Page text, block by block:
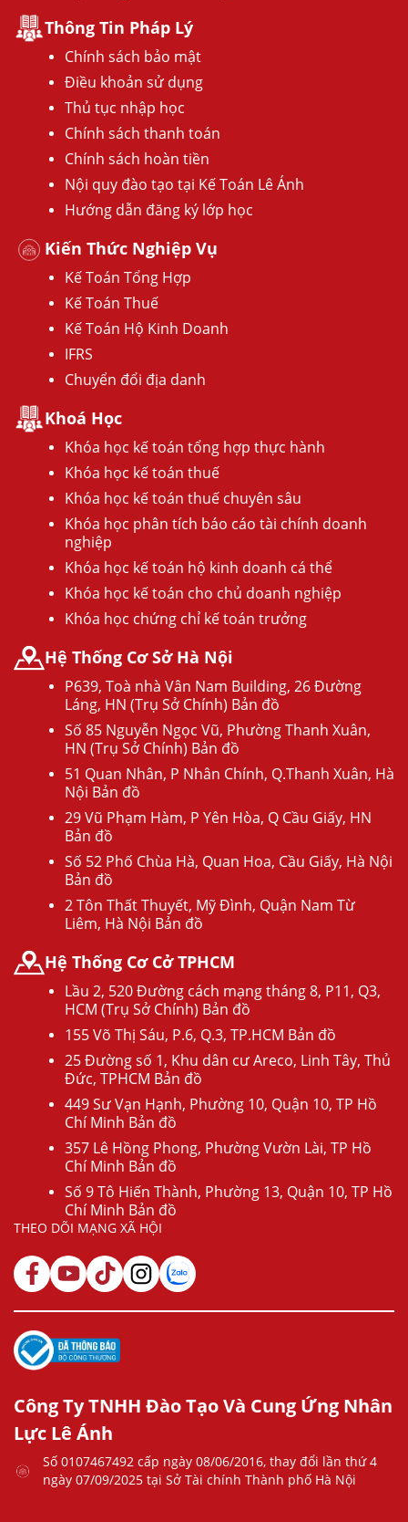
Thông Tin Pháp Lý
Chính sách bảo mật
Điều khoản sử dụng
Thủ tục nhập học
Chính sách thanh toán
Chính sách hoàn tiền
Nội quy đào tạo tại Kế Toán Lê Ánh
Hướng dẫn đăng ký lớp học
Kiến Thức Nghiệp Vụ
Kế Toán Tổng Hợp
Kế Toán Thuế
Kế Toán Hộ Kinh Doanh
IFRS
Chuyển đổi địa danh
Khoá Học
Khóa học kế toán tổng hợp thực hành
Khóa học kế toán thuế
Khóa học kế toán thuế chuyên sâu
Khóa học phân tích báo cáo tài chính doanh
nghiệp
Khóa học kế toán hộ kinh doanh cá thể
Khóa học kế toán cho chủ doanh nghiệp
Khóa học chứng chỉ kế toán trưởng
Hệ Thống Cơ Sở Hà Nội
P639, Toà nhà Vân Nam Building, 26 Đường
Láng, HN (Trụ Sở Chính) Bản đồ
Số 85 Nguyễn Ngọc Vũ, Phường Thanh Xuân,
HN (Trụ Sở Chính) Bản đồ
51 Quan Nhân, P Nhân Chính, Q.Thanh Xuân, Hà
Nội Bản đồ
29 Vũ Phạm Hàm, P Yên Hòa, Q Cầu Giấy, HN
Bản đồ
Số 52 Phố Chùa Hà, Quan Hoa, Cầu Giấy, Hà Nội
Bản đồ
2 Tôn Thất Thuyết, Mỹ Đình, Quận Nam Từ
Liêm, Hà Nội Bản đồ
Hệ Thống Cơ Cở TPHCM
Lầu 2, 520 Đường cách mạng tháng 8, P11, Q3,
HCM (Trụ Sở Chính) Bản đồ
155 Võ Thị Sáu, P.6, Q.3, TP.HCM Bản đồ
25 Đường số 1, Khu dân cư Areco, Linh Tây, Thủ
Đức, TPHCM Bản đồ
449 Sư Vạn Hạnh, Phường 10, Quận 10, TP Hồ
Chí Minh Bản đồ
357 Lê Hồng Phong, Phường Vườn Lài, TP Hồ
Chí Minh Bản đồ
Số 9 Tô Hiến Thành, Phường 13, Quận 10, TP Hồ
Chí Minh Bản đồ
THEO DÕI MẠNG XÃ HỘI
Công Ty TNHH Đào Tạo Và Cung Ứng Nhân
Lực Lê Ánh
Số 0107467492 cấp ngày 08/06/2016, thay đổi lần thứ 4
ngày 07/09/2025 tại Sở Tài chính Thành phố Hà Nội